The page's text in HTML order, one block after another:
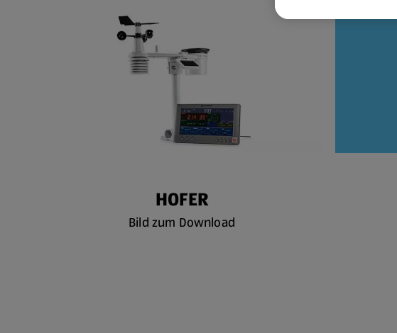
HOFER
Bild zum Download